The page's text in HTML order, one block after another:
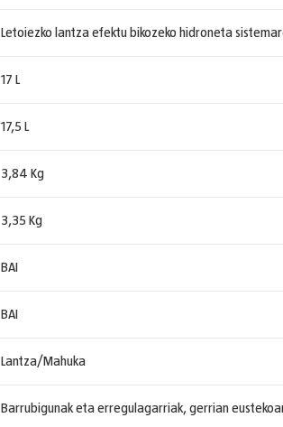
Letoiezko lantza efektu bikozeko hidroneta
17 L
17,5 L
3,84 Kg
3,35 Kg
BAI
BAI
Lantza/Mahuka
Barrubigunak eta erregulagarriak, gerrian